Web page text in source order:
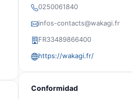
0250061840
infos-contacts@wakagi.fr
FR33489866400
https://wakagi.fr/
Conformidad